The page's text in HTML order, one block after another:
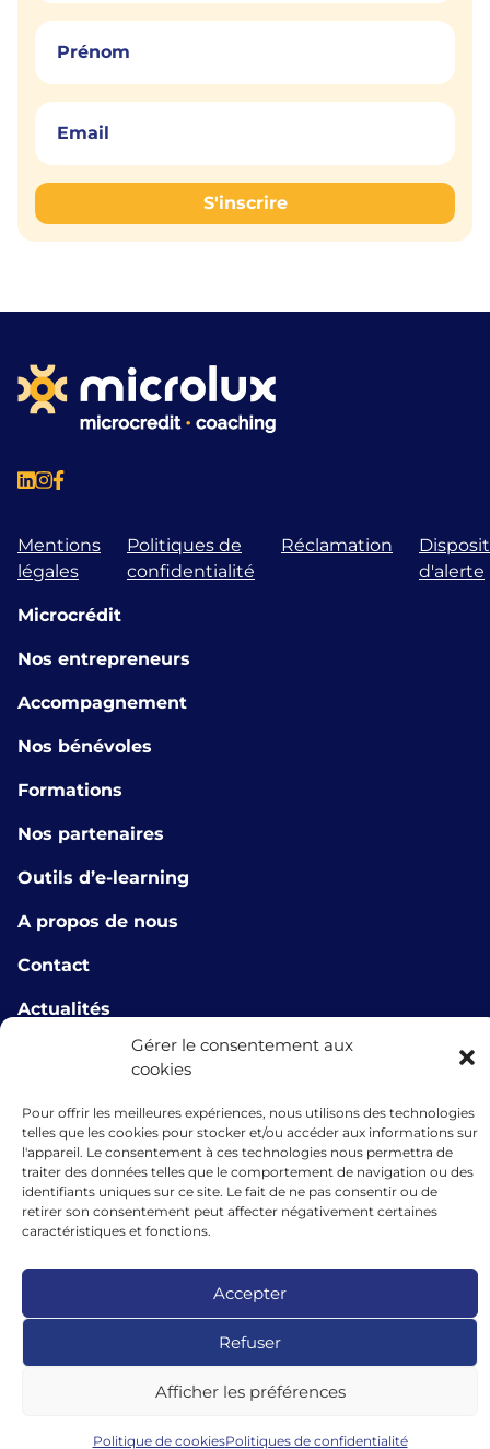
Gérer le consentement aux
cookies
Pour offrir les meilleures expériences, nous utilisons des technologies
telles que les cookies pour stocker et/ou accéder aux informations sur
l'appareil. Le consentement à ces technologies nous permettra de
traiter des données telles que le comportement de navigation ou des
identifiants uniques sur ce site. Le fait de ne pas consentir ou de
retirer son consentement peut affecter négativement certaines
caractéristiques et fonctions.
Accepter
Refuser
Afficher les préférences
Politique de cookiesPolitiques de confidentialité
S'inscrire
Mentions
légales
Politiques de
confidentialité
Réclamation
d'alerte
Microcrédit
Nos entrepreneurs
Accompagnement
Nos bénévoles
Formations
Nos partenaires
Outils d’e-learning
A propos de nous
Contact
Actualités
info@microlux.lu
39 Rue Glesener, 1631 Gare, Luxembourg,
Luxembourg
l’Union européenne au titre de l’instrument de garantie dans le cadre